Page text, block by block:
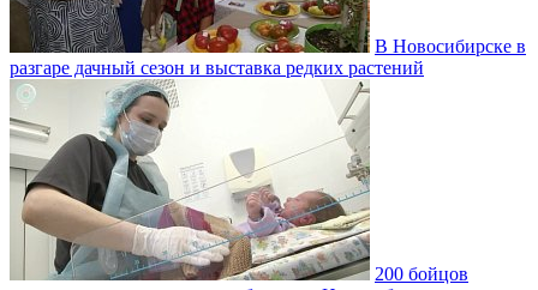
В Новосибирске в
разгаре дачный сезон и выставка редких растений
200 бойцов